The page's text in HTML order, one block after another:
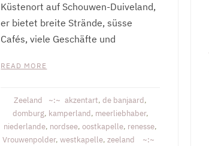
Küstenort auf Schouwen-Duiveland,
er bietet breite Strände, süsse
Cafés, viele Geschäfte und
READ MORE
Zeeland akzentart, de banjaard,
domburg, kamperland, meerliebhaber,
niederlande, nordsee, oostkapelle, renesse,
Vrouwenpolder, westkapelle, zeeland